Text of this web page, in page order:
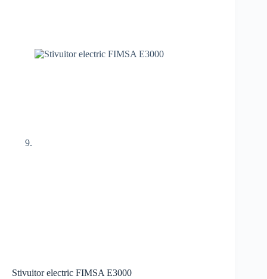
Stivuitor electric FIMSA E3000